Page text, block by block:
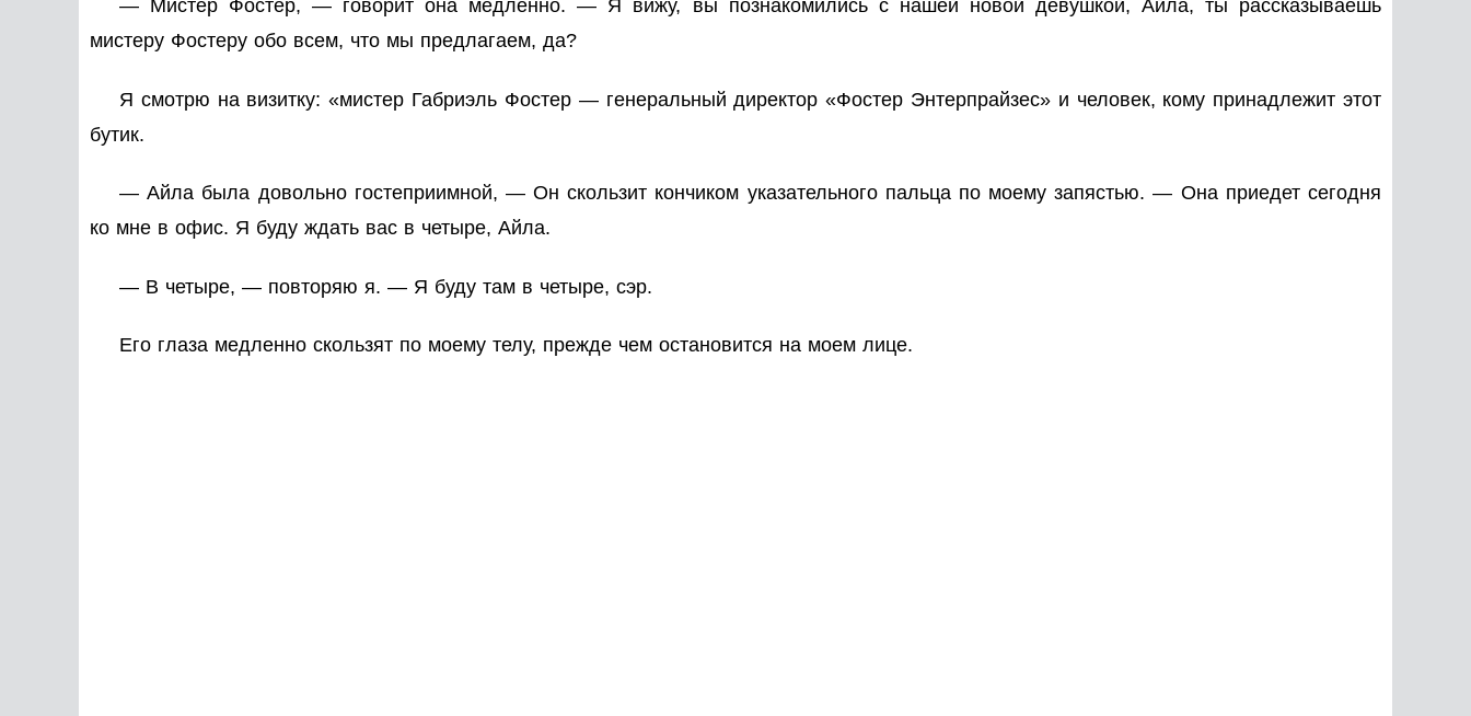
— Мистер Фостер, — говорит она медленно. — Я вижу, вы познакомились с нашей новой девушкой, Айла, ты рассказываешь
мистеру Фостеру обо всем, что мы предлагаем, да?
Я смотрю на визитку: «мистер Габриэль Фостер — генеральный директор «Фостер Энтерпрайзес» и человек, кому принадлежит этот
бутик.
— Айла была довольно гостеприимной, — Он скользит кончиком указательного пальца по моему запястью. — Она приедет сегодня
ко мне в офис. Я буду ждать вас в четыре, Айла.
— В четыре, — повторяю я. — Я буду там в четыре, сэр.
Его глаза медленно скользят по моему телу, прежде чем остановится на моем лице.